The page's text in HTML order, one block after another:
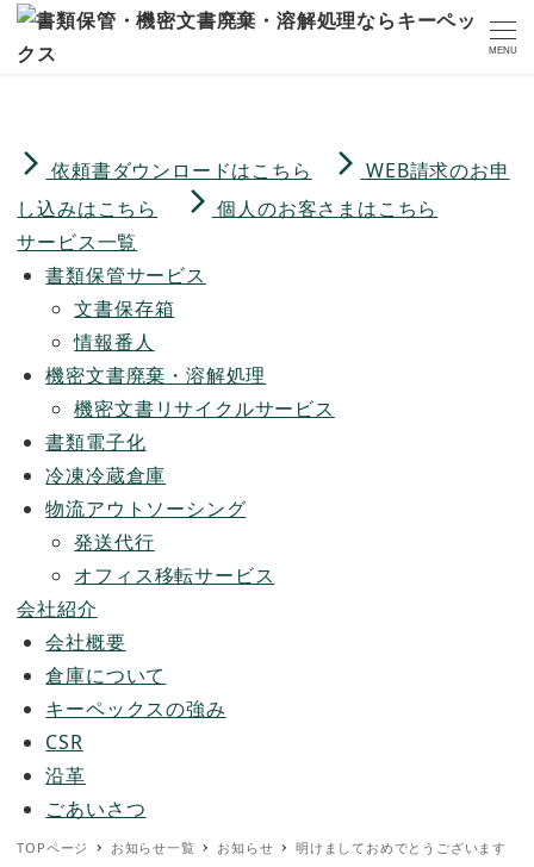
MENU
arrow_forward_ios 依頼書ダウンロードはこちら arrow_forward_ios WEB請求のお申
し込みはこちら
arrow_forward_ios 個人のお客さまはこちら
サービス一覧
書類保管サービス
文書保存箱
情報番人
機密文書廃棄・溶解処理
機密文書リサイクルサービス
書類電子化
冷凍冷蔵倉庫
物流アウトソーシング
発送代行
オフィス移転サービス
会社紹介
会社概要
倉庫について
キーペックスの強み
CSR
沿革
ごあいさつ
TOPページ お知らせ一覧 お知らせ 明けましておめでとうございます